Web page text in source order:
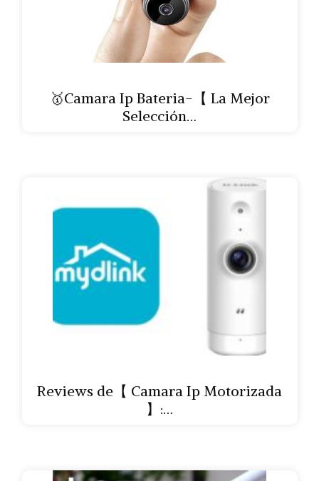
🥇Camara Ip Bateria-【 La Mejor
Selección…
Reviews de【 Camara Ip Motorizada
】:…